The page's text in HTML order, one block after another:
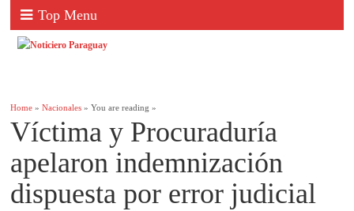
Top Menu
Home »Nacionales » You are reading »
Víctima y Procuraduría
apelaron indemnización
dispuesta por error judicial